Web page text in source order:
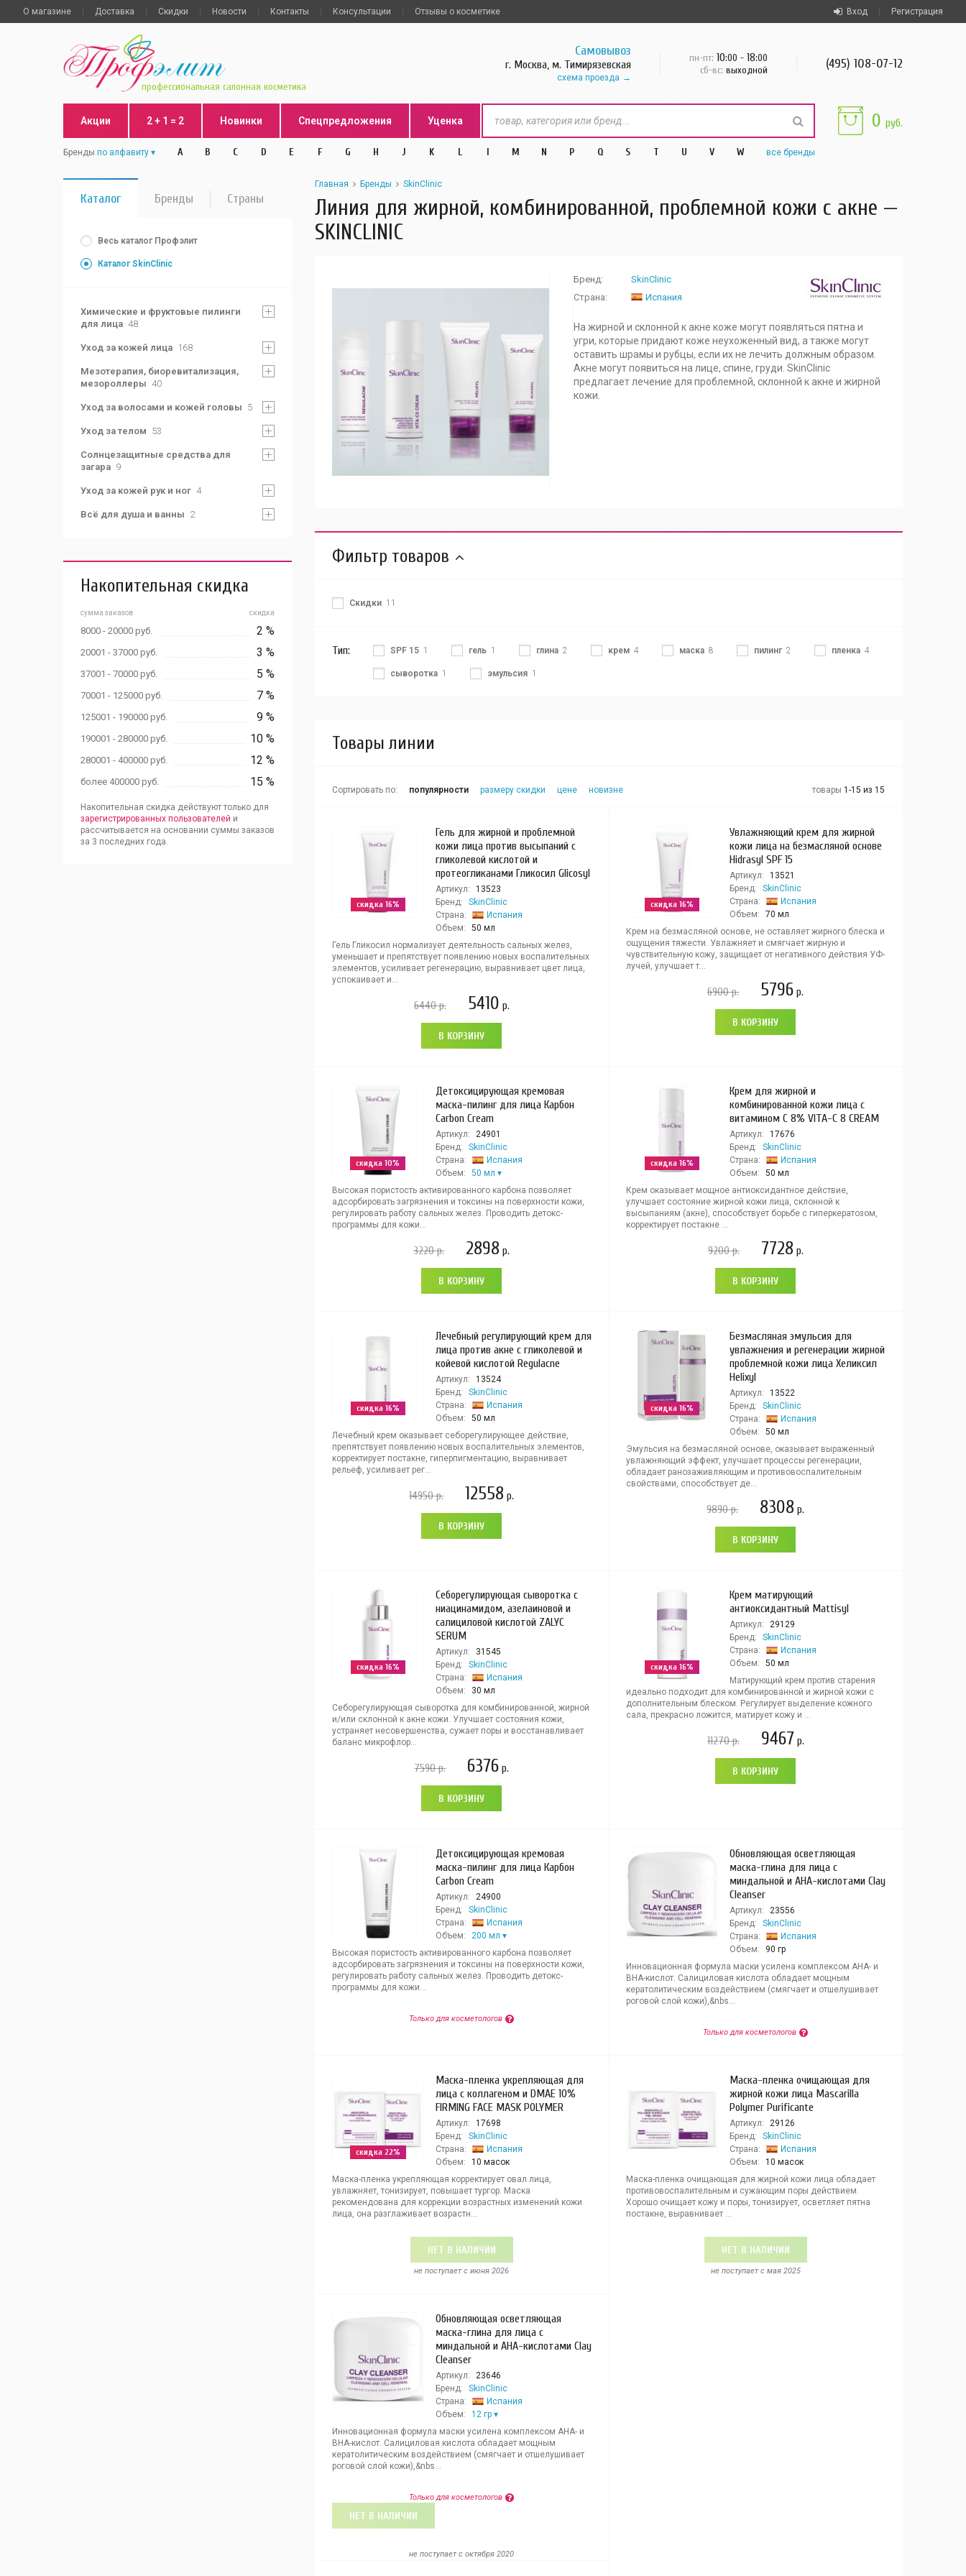
Вход Регистрация
О магазине Доставка Скидки Новости Контакты Консультации Отзывы о косметике
профессиональная салонная косметика
Самовывоз
г. Москва, м. Тимирязевская
схема проезда
пн-пт: 10:00 - 18:00
сб-вс: выходной (495) 108-07-12
Акции 2 + 1 = 2 Новинки Спецпредложения Уценка
Бренды по алфавиту A B C D E F G H J K L l M N P Q S T U V W все бренды
0 руб.
Каталог Бренды Страны
Весь каталог Профэлит
Каталог SkinClinic
Химические и фруктовые пилинги
для лица 48
Уход за кожей лица 168
Мезотерапия, биоревитализация,
мезороллеры 40
Уход за волосами и кожей головы 5
Уход за телом 53
Солнцезащитные средства для
загара 9
Уход за кожей рук и ног 4
Всё для душа и ванны 2
Накопительная скидка
скидка
сумма заказов
2 %
8000 - 20000 руб.
3 %
20001 - 37000 руб.
5 %
37001 - 70000 руб.
7 %
70001 - 125000 руб.
9 %
125001 - 190000 руб.
10 %
190001 - 280000 руб.
12 %
280001 - 400000 руб.
15 %
более 400000 руб.
Накопительная скидка действуют только для
зарегистрированных пользователей и
рассчитывается на основании суммы заказов
за 3 последних года.
Главная Бренды SkinClinic
Линия для жирной, комбинированной, проблемной кожи с акне —
SKINCLINIC
Бренд:
SkinClinic
Страна:
Испания
На жирной и склонной к акне коже могут появляться пятна и
угри, которые придают коже неухоженный вид, а также могут
оставить шрамы и рубцы, если их не лечить должным образом.
Акне могут появиться на лице, спине, груди. SkinClinic
предлагает лечение для проблемной, склонной к акне и жирной
кожи.
Фильтр товаров
Скидки 11
Тип: SPF 15 1 гель 1 глина 2 крем 4 маска 8 пилинг 2 пленка 4
сыворотка 1 эмульсия 1
Товары линии
Сортировать по: популярности размеру скидки цене новизне товары 1-15 из 15
скидка 16%
Гель для жирной и проблемной
кожи лица против высыпаний с
гликолевой кислотой и
протеогликанами Гликосил Glicosyl
Артикул:
13523
Бренд:
SkinClinic
Страна:
Испания
Объем:
50 мл
Гель Гликосил нормализует деятельность сальных желез,
уменьшает и препятствует появлению новых воспалительных
элементов, усиливает регенерацию, выравнивает цвет лица,
успокаивает и...
6440р. 5410 р.
В КОРЗИНУ
скидка 16%
Увлажняющий крем для жирной
кожи лица на безмасляной основе
Hidrasyl SPF 15
Артикул:
13521
Бренд:
SkinClinic
Страна:
Испания
Объем:
70 мл
Крем на безмасляной основе, не оставляет жирного блеска и
ощущения тяжести. Увлажняет и смягчает жирную и
чувствительную кожу, защищает от негативного действия УФ-
лучей, улучшает т...
6900р. 5796 р.
В КОРЗИНУ
скидка 10%
Детоксицирующая кремовая
маска-пилинг для лица Карбон
Carbon Cream
Артикул:
24901
Бренд:
SkinClinic
Страна:
Испания
Объем:
50 мл
Высокая пористость активированного карбона позволяет
адсорбировать загрязнения и токсины на поверхности кожи,
регулировать работу сальных желез. Проводить детокс-
программы для кожи...
3220р. 2898 р.
В КОРЗИНУ
скидка 16%
Крем для жирной и
комбинированной кожи лица с
витамином С 8% VITA-C 8 CREAM
Артикул:
17676
Бренд:
SkinClinic
Страна:
Испания
Объем:
50 мл
Крем оказывает мощное антиоксидантное действие,
улучшает состояние жирной кожи лица, склонной к
высыпаниям (акне), способствует борьбе с гиперкератозом,
корректирует постакне ...
9200р. 7728 р.
В КОРЗИНУ
скидка 16%
Лечебный регулирующий крем для
лица против акне с гликолевой и
койевой кислотой Regulacne
Артикул:
13524
Бренд:
SkinClinic
Страна:
Испания
Объем:
50 мл
Лечебный крем оказывает себорегулирующее действие,
препятствует появлению новых воспалительных элементов,
корректирует постакне, гиперпигментацию, выравнивает
рельеф, усиливает рег...
14950р. 12558 р.
В КОРЗИНУ
скидка 16%
Безмасляная эмульсия для
увлажнения и регенерации жирной
проблемной кожи лица Хеликсил
Helixyl
Артикул:
13522
Бренд:
SkinClinic
Страна:
Испания
Объем:
50 мл
Эмульсия на безмасляной основе, оказывает выраженный
увлажняющий эффект, улучшает процессы регенерации,
обладает ранозаживляющим и противовоспалительным
свойствами, способствует де...
9890р. 8308 р.
В КОРЗИНУ
скидка 16%
Себорегулирующая сыворотка с
ниацинамидом, азелаиновой и
салициловой кислотой ZALYC
SERUM
Артикул:
31545
Бренд:
SkinClinic
Страна:
Испания
Объем:
30 мл
Себорегулирующая сыворотка для комбинированной, жирной
и/или склонной к акне кожи. Улучшает состояния кожи,
устраняет несовершенства, сужает поры и восстанавливает
баланс микрофлор...
7590р. 6376 р.
В КОРЗИНУ
скидка 16%
Крем матирующий
антиоксидантный Mattisyl
Артикул:
29129
Бренд:
SkinClinic
Страна:
Испания
Объем:
50 мл
Матирующий крем против старения
идеально подходит для комбинированной и жирной кожи с
дополнительным блеском. Регулирует выделение кожного
сала, прекрасно ложится, матирует кожу и ...
11270р. 9467 р.
В КОРЗИНУ
Детоксицирующая кремовая
маска-пилинг для лица Карбон
Carbon Cream
Артикул:
24900
Бренд:
SkinClinic
Страна:
Испания
Объем:
200 мл
Высокая пористость активированного карбона позволяет
адсорбировать загрязнения и токсины на поверхности кожи,
регулировать работу сальных желез. Проводить детокс-
программы для кожи...
Только для косметологов
Обновляющая осветляющая
маска-глина для лица с
миндальной и AHA-кислотами Clay
Cleanser
Артикул:
23556
Бренд:
SkinClinic
Страна:
Испания
Объем:
90 гр
Инновационная формула маски усилена комплексом AHA- и
BHA-кислот. Салициловая кислота обладает мощным
кератолитическим воздействием (смягчает и отшелушивает
роговой слой кожи),&nbs...
Только для косметологов
скидка 22%
Маска-пленка укрепляющая для
лица с коллагеном и DMAE 10%
FIRMING FACE MASK POLYMER
Артикул:
17698
Бренд:
SkinClinic
Страна:
Испания
Объем:
10 масок
Маска-пленка укрепляющая корректирует овал лица,
увлажняет, тонизирует, повышает тургор. Маска
рекомендована для коррекции возрастных изменений кожи
лица, она разглаживает возрастн...
НЕТ В НАЛИЧИИ
не поступает c июня 2026
Маска-пленка очищающая для
жирной кожи лица Mascarilla
Polymer Purificante
Артикул:
29126
Бренд:
SkinClinic
Страна:
Испания
Объем:
10 масок
Маска-пленка очищающая для жирной кожи лица обладает
противовоспалительным и сужающим поры действием.
Хорошо очищает кожу и поры, тонизирует, осветляет пятна
постакне, выравнивает ...
НЕТ В НАЛИЧИИ
не поступает c мая 2025
Обновляющая осветляющая
маска-глина для лица с
миндальной и AHA-кислотами Clay
Cleanser
Артикул:
23646
Бренд:
SkinClinic
Страна:
Испания
Объем:
12 гр
Инновационная формула маски усилена комплексом AHA- и
BHA-кислот. Салициловая кислота обладает мощным
кератолитическим воздействием (смягчает и отшелушивает
роговой слой кожи),&nbs...
Только для косметологов
НЕТ В НАЛИЧИИ
не поступает c октября 2020